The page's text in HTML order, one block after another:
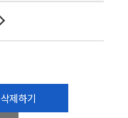
삭제하기